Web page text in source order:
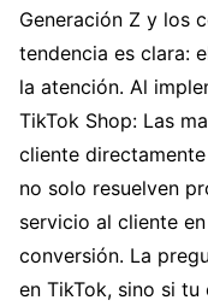
Generación Z y los
tendencia es clara:
la atención. Al
TikTok Shop: Las
cliente
no solo resuelven
servicio al cliente
conversión. La
en TikTok, sino si